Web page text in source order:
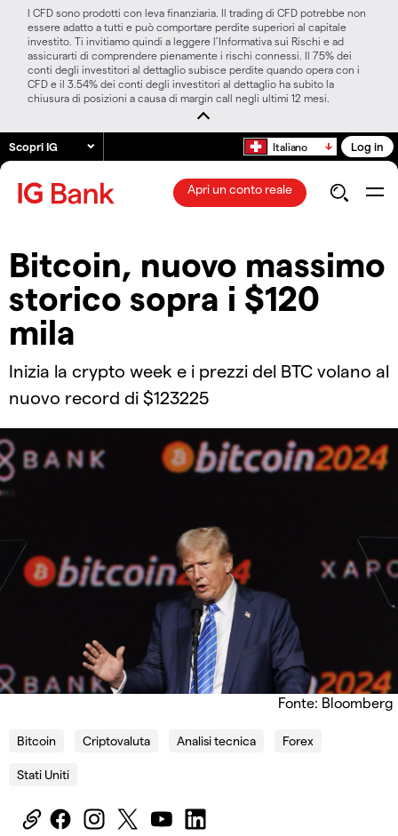
I CFD sono prodotti con leva finanziaria. Il trading di CFD potrebbe non
essere adatto a tutti e può comportare perdite superiori al capitale
investito. Ti invitiamo quindi a leggere l’Informativa sui Rischi e ad
assicurarti di comprendere pienamente i rischi connessi. Il 75% dei
conti degli investitori al dettaglio subisce perdite quando opera con i
CFD e il 3.54% dei conti degli investitori al dettaglio ha subito la
chiusura di posizioni a causa di margin call negli ultimi 12 mesi.
Scopri IG Italiano Log in
Apri un conto reale
Bitcoin, nuovo massimo
storico sopra i $120
mila
Inizia la crypto week e i prezzi del BTC volano al
nuovo record di $123225
Fonte: Bloomberg
Bitcoin Criptovaluta Analisi tecnica Forex
Stati Uniti